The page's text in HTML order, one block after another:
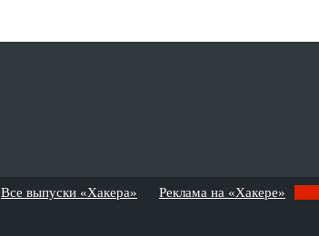
Все выпуски «Хакера» Реклама на «Хакере»